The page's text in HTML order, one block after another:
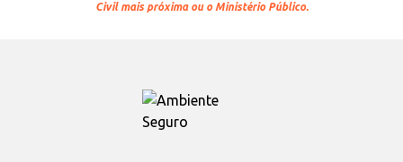
Civil mais próxima ou o Ministério Público.